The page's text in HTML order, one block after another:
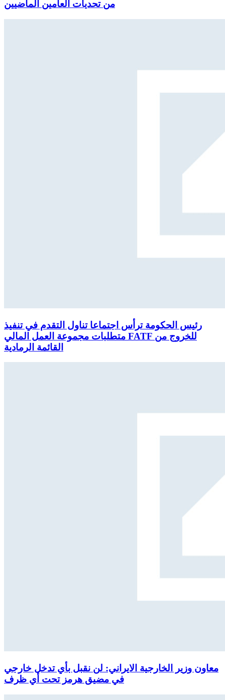
من تحديات العامين الماضيين
رئيس الحكومة ترأس اجتماعا تناول التقدم في تنفيذ
متطلبات مجموعة العمل المالي FATF للخروج من
القائمة الرمادية
معاون وزير الخارجية الايراني: لن نقبل بأي تدخل خارجي
في مضيق هرمز تحت أي ظرف